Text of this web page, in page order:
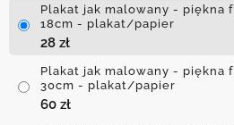
Plakat jak malowany - piękna
18cm - plakat/papier
28 zł
Plakat jak malowany - piękna
30cm - plakat/papier
60 zł